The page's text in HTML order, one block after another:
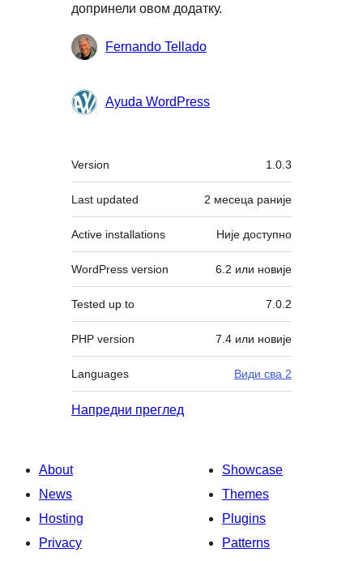
допринели овом додатку.
СараднициFernando Tellado
Ayuda WordPress
Мета
Version 1.0.3
Last updated 2 месеца раније
Active installations Није доступно
WordPress version 6.2 или новије
Tested up to 7.0.2
PHP version 7.4 или новије
Languages Види сва 2
Напредни преглед
About
News
Hosting
Privacy
Showcase
Themes
Plugins
Patterns